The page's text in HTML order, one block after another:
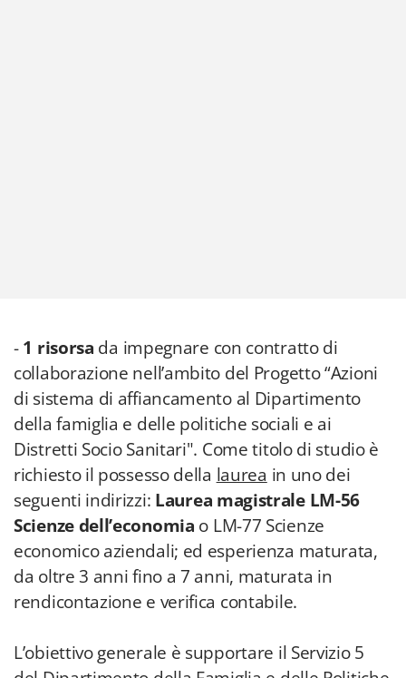
-1 risorsa da impegnare con contratto di
collaborazione nell’ambito del Progetto “Azioni
di sistema di affiancamento al Dipartimento
della famiglia e delle politiche sociali e ai
Distretti Socio Sanitari". Come titolo di studio è
richiesto il possesso della laurea in uno dei
seguenti indirizzi: Laurea magistrale LM-56
Scienze dell’economia o LM-77 Scienze
economico aziendali; ed esperienza maturata,
da oltre 3 anni fino a 7 anni, maturata in
rendicontazione e verifica contabile.
L’obiettivo generale è supportare il Servizio 5